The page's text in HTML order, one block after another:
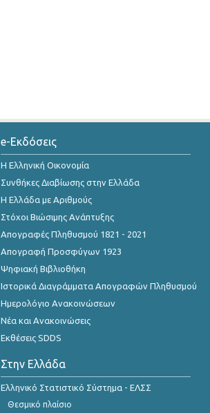
e-Εκδόσεις
Η Ελληνική Οικονομία
Συνθήκες Διαβίωσης στην Ελλάδα
Η Ελλάδα με Αριθμούς
Στόχοι Βιώσιμης Ανάπτυξης
Απογραφές Πληθυσμού 1821 - 2021
Απογραφή Προσφύγων 1923
Ψηφιακή Βιβλιοθήκη
Ιστορικά Διαγράμματα Απογραφών Πληθυσμού
Ημερολόγιο Ανακοινώσεων
Νέα και Ανακοινώσεις
Εκθέσεις SDDS
Στην Ελλάδα
Ελληνικό Στατιστικό Σύστημα - ΕΛΣΣ
Θεσμικό πλαίσιο